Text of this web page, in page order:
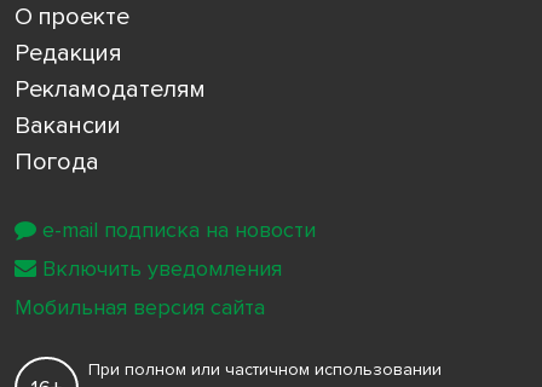
О проекте
Редакция
Рекламодателям
Вакансии
Погода
При полном или частичном использовании
e-mail подписка на новости
Включить уведомления
Мобильная версия сайта